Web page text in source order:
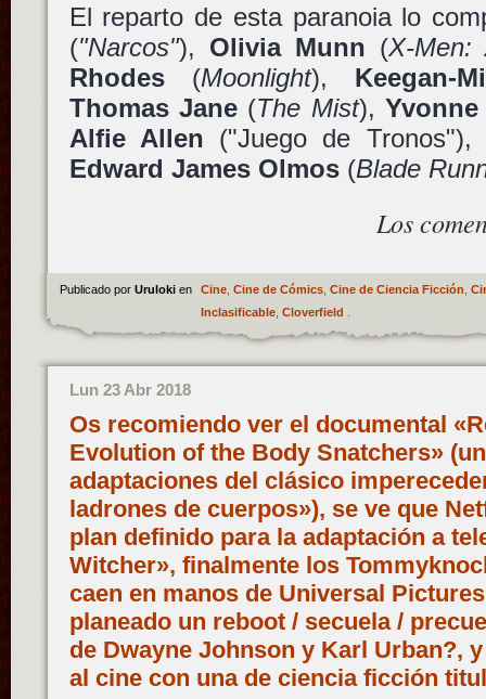
El reparto de esta paranoia lo
("Narcos"), Olivia Munn (X-Men:
Rhodes(Moonlight), Keegan-
Thomas Jane(The Mist),
Alfie Allen ("Juego de Tronos"),
Edward James Olmos(Blade
Los
Publicado por Uruloki en Cine, Cine de Cómics, Cine de Ciencia Ficción
Inclasificable, Cloverfield
Lun 23 Abr 2018
Os recomiendo ver el documental
Evolution of the Body Snatchers»
adaptaciones del clásico
ladrones de cuerpos»), se ve que
plan definido para la adaptación a
Witcher», finalmente los
caen en manos de Universal
planeado un reboot / secuela /
de Dwayne Johnson y Karl Urban?,
al cine con una de ciencia ficción